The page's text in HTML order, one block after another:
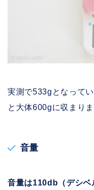
実測で533gとなって
と大体600gに収まりま
音量
音量は110db（デシベ